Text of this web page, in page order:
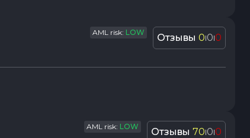
AML risk: LOW Отзывы 0|0|0
AML risk: LOW Отзывы 70|0|0